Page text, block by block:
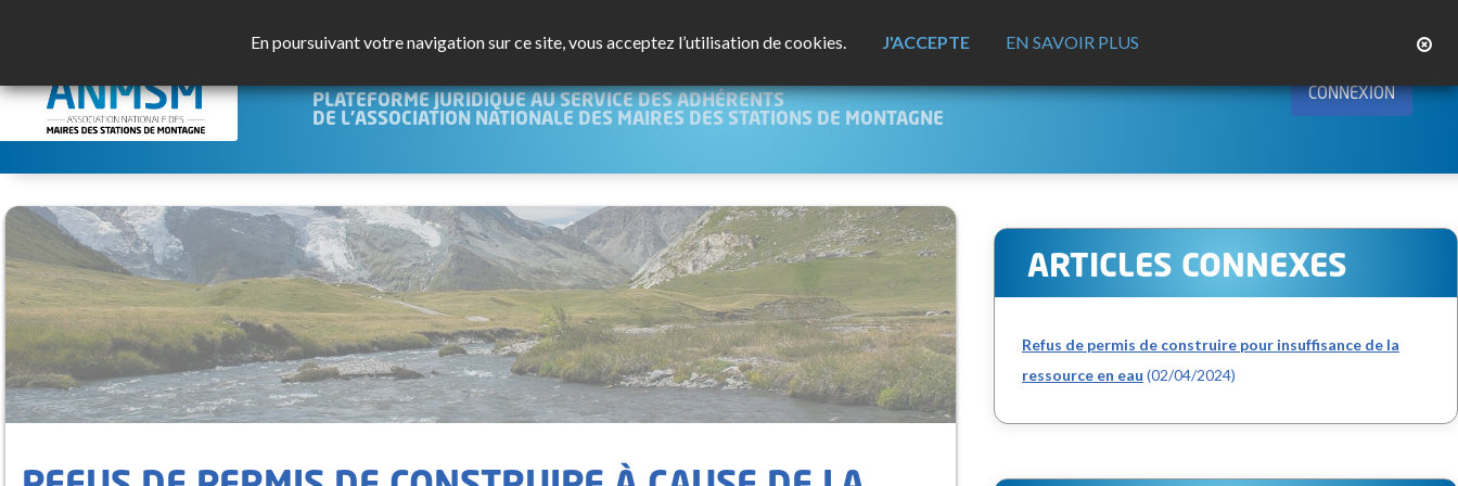
En poursuivant votre navigation sur ce site, vous acceptez l’utilisation de cookies. J'ACCEPTE EN SAVOIR PLUS
PLATEFORME JURIDIQUE AU SERVICE DES ADHÉRENTS
DE L'ASSOCIATION NATIONALE DES MAIRES DES STATIONS DE MONTAGNE
CONNEXION
ARTICLES CONNEXES
Refus de permis de construire pour insuffisance de la
ressource en eau (02/04/2024)